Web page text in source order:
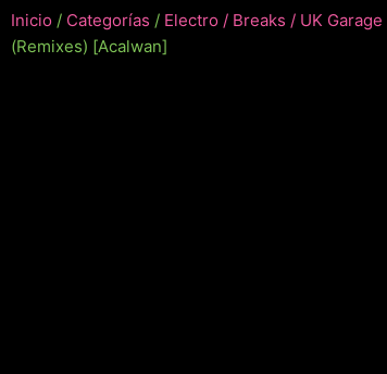
Inicio / Categorías / Electro / Breaks / UK Garage
(Remixes) [Acalwan]